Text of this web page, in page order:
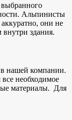
Альпинисты
они не
здания.
в нашей компании.
необходимое
материалы. Для